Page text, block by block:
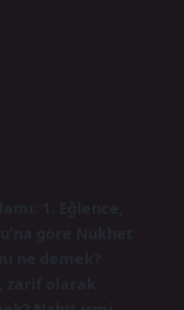
1. Eğlence,
göre Nükhet
ne demek?
olarak